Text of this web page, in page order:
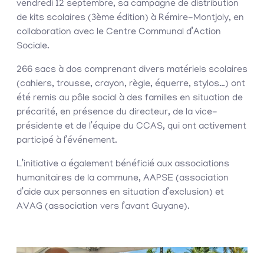
vendredi 12 septembre, sa campagne de distribution
de kits scolaires (3ème édition) à Rémire-Montjoly, en
collaboration avec le Centre Communal d’Action
Sociale.
266 sacs à dos comprenant divers matériels scolaires
(cahiers, trousse, crayon, règle, équerre, stylos…) ont
été remis au pôle social à des familles en situation de
précarité, en présence du directeur, de la vice-
présidente et de l’équipe du CCAS, qui ont activement
participé à l’événement.
L’initiative a également bénéficié aux associations
humanitaires de la commune, AAPSE (association
d’aide aux personnes en situation d’exclusion) et
AVAG (association vers l’avant Guyane).